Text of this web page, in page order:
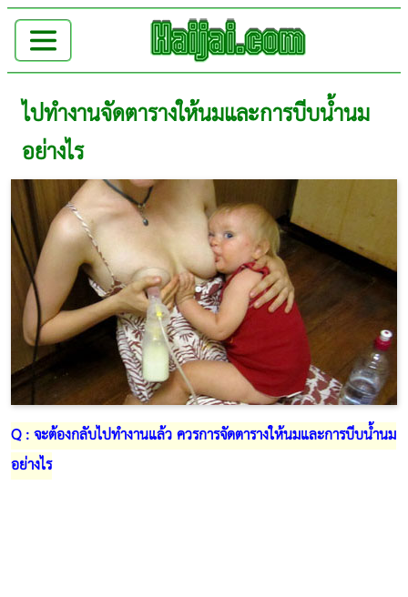
ไปทำงานจัดตารางให้นมและการบีบน้ำนม
อย่างไร
Q :จะต้องกลับไปทำงานแล้ว ควรการจัดตารางให้นมและการบีบน้ำนม
อย่างไร